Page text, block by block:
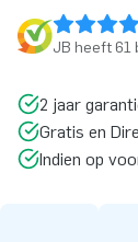
JB heeft 61
2 jaar
Gratis en
Indien op